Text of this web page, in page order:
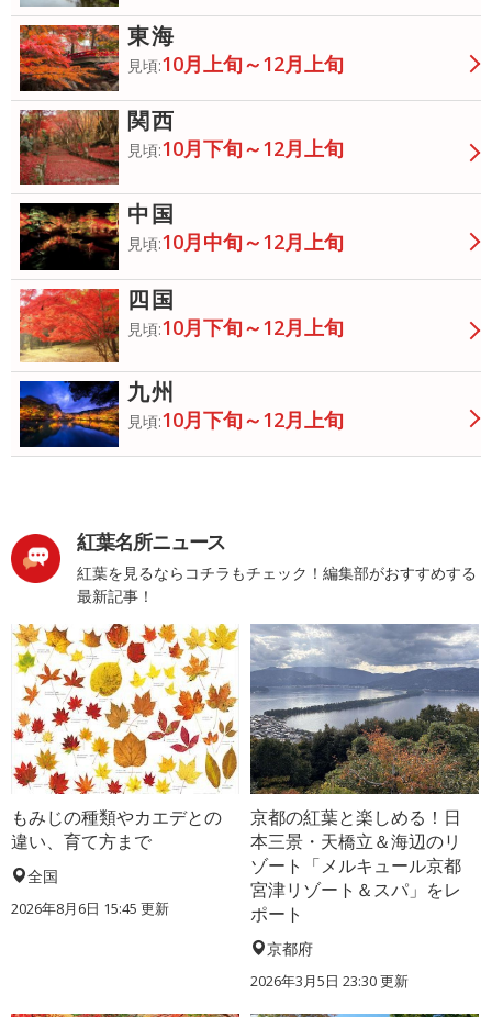
東海
見頃:10月上旬～12月上旬
関西
見頃:10月下旬～12月上旬
中国
見頃:10月中旬～12月上旬
四国
見頃:10月下旬～12月上旬
九州
見頃:10月下旬～12月上旬
紅葉名所ニュース
紅葉を見るならコチラもチェック！編集部がおすすめする
最新記事！
もみじの種類やカエデとの
違い、育て方まで
全国
2026年8月6日 15:45 更新
京都の紅葉と楽しめる！日
本三景・天橋立＆海辺のリ
ゾート「メルキュール京都
宮津リゾート＆スパ」をレ
ポート
京都府
2026年3月5日 23:30 更新